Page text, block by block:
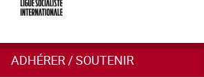
ADHÉRER / SOUTENIR